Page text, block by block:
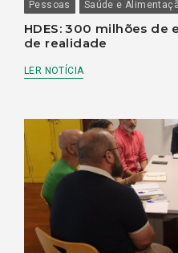
Pessoas Saúde e
HDES: 300 milhões de
de realidade
LER NOTÍCIA